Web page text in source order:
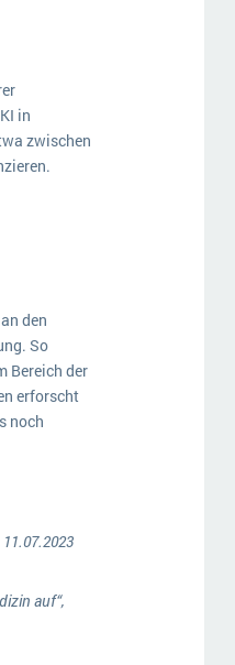
in
zwischen
den
So
Bereich der
erforscht
noch
auf“,